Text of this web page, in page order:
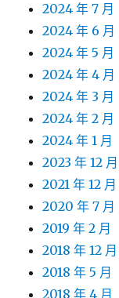
2024 年 7 月
2024 年 6 月
2024 年 5 月
2024 年 4 月
2024 年 3 月
2024 年 2 月
2024 年 1 月
2023 年 12 月
2021 年 12 月
2020 年 7 月
2019 年 2 月
2018 年 12 月
2018 年 5 月
2018 年 4 月